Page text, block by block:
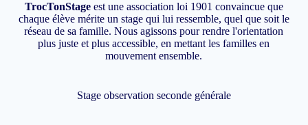
TrocTonStageest une association loi 1901 convaincue que
chaque élève mérite un stage qui lui ressemble, quel que soit le
réseau de sa famille. Nous agissons pour rendre l'orientation
plus juste et plus accessible, en mettant les familles en
mouvement ensemble.
Stage observation seconde générale